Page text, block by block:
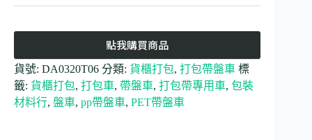
點我購買商品
貨號: DA0320T06 分類: 貨櫃打包, 打包帶盤車 標
籤: 貨櫃打包, 打包車, 帶盤車, 打包帶專用車, 包裝
材料行, 盤車, pp帶盤車, PET帶盤車